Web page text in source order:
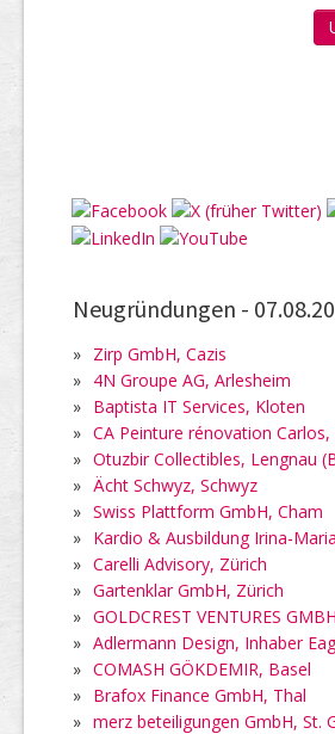
Neugründungen -
» Zirp GmbH, Cazis
» 4N Groupe AG, Arlesheim
» Baptista IT Services, Kloten
» CA Peinture rénovation Carlos,
» Otuzbir Collectibles, Lengnau
» Ächt Schwyz, Schwyz
» Swiss Plattform GmbH, Cham
» Kardio & Ausbildung Irina-
» Carelli Advisory, Zürich
» Gartenklar GmbH, Zürich
» GOLDCREST VENTURES
» Adlermann Design, Inhaber
» COMASH GÖKDEMIR, Basel
» Brafox Finance GmbH, Thal
» merz beteiligungen GmbH, St.